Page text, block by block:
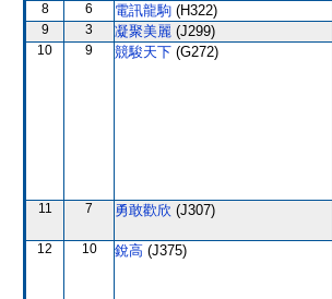
8 6 電訊龍駒 (H322)
9 3 凝聚美麗 (J299)
10 9 競駿天下 (G272)
11 7 勇敢歡欣 (J307)
12 10 銳高 (J375)